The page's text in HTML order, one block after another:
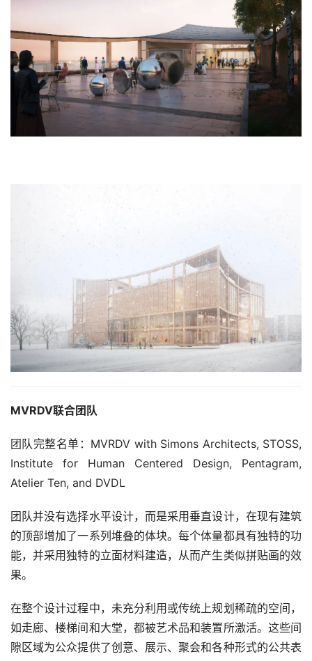
间
登录 注册
MVRDV联合团队
团队完整名单：MVRDV with Simons Architects, STOSS,
Institute for Human Centered Design, Pentagram,
Atelier Ten, and DVDL
团队并没有选择水平设计，而是采用垂直设计，在现有建筑
的顶部增加了一系列堆叠的体块。每个体量都具有独特的功
能，并采用独特的立面材料建造，从而产生类似拼贴画的效
果。
在整个设计过程中，未充分利用或传统上规划稀疏的空间，
如走廊、楼梯间和大堂，都被艺术品和装置所激活。这些间
隙区域为公众提供了创意、展示、聚会和各种形式的公共表